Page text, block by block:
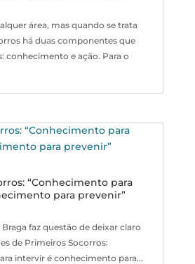
área, mas quando se trata
há duas componentes que
conhecimento e ação. Para o
“Conhecimento para
para prevenir”
faz questão de deixar claro
de Primeiros Socorros:
intervir é conhecimento para...